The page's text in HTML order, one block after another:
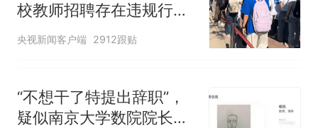
校教师招聘存在违规行
为”：已启动问责程序 副
央视新闻客户端 2912跟贴
“不想干了特提出辞职”，
疑似南京大学数院院长辞